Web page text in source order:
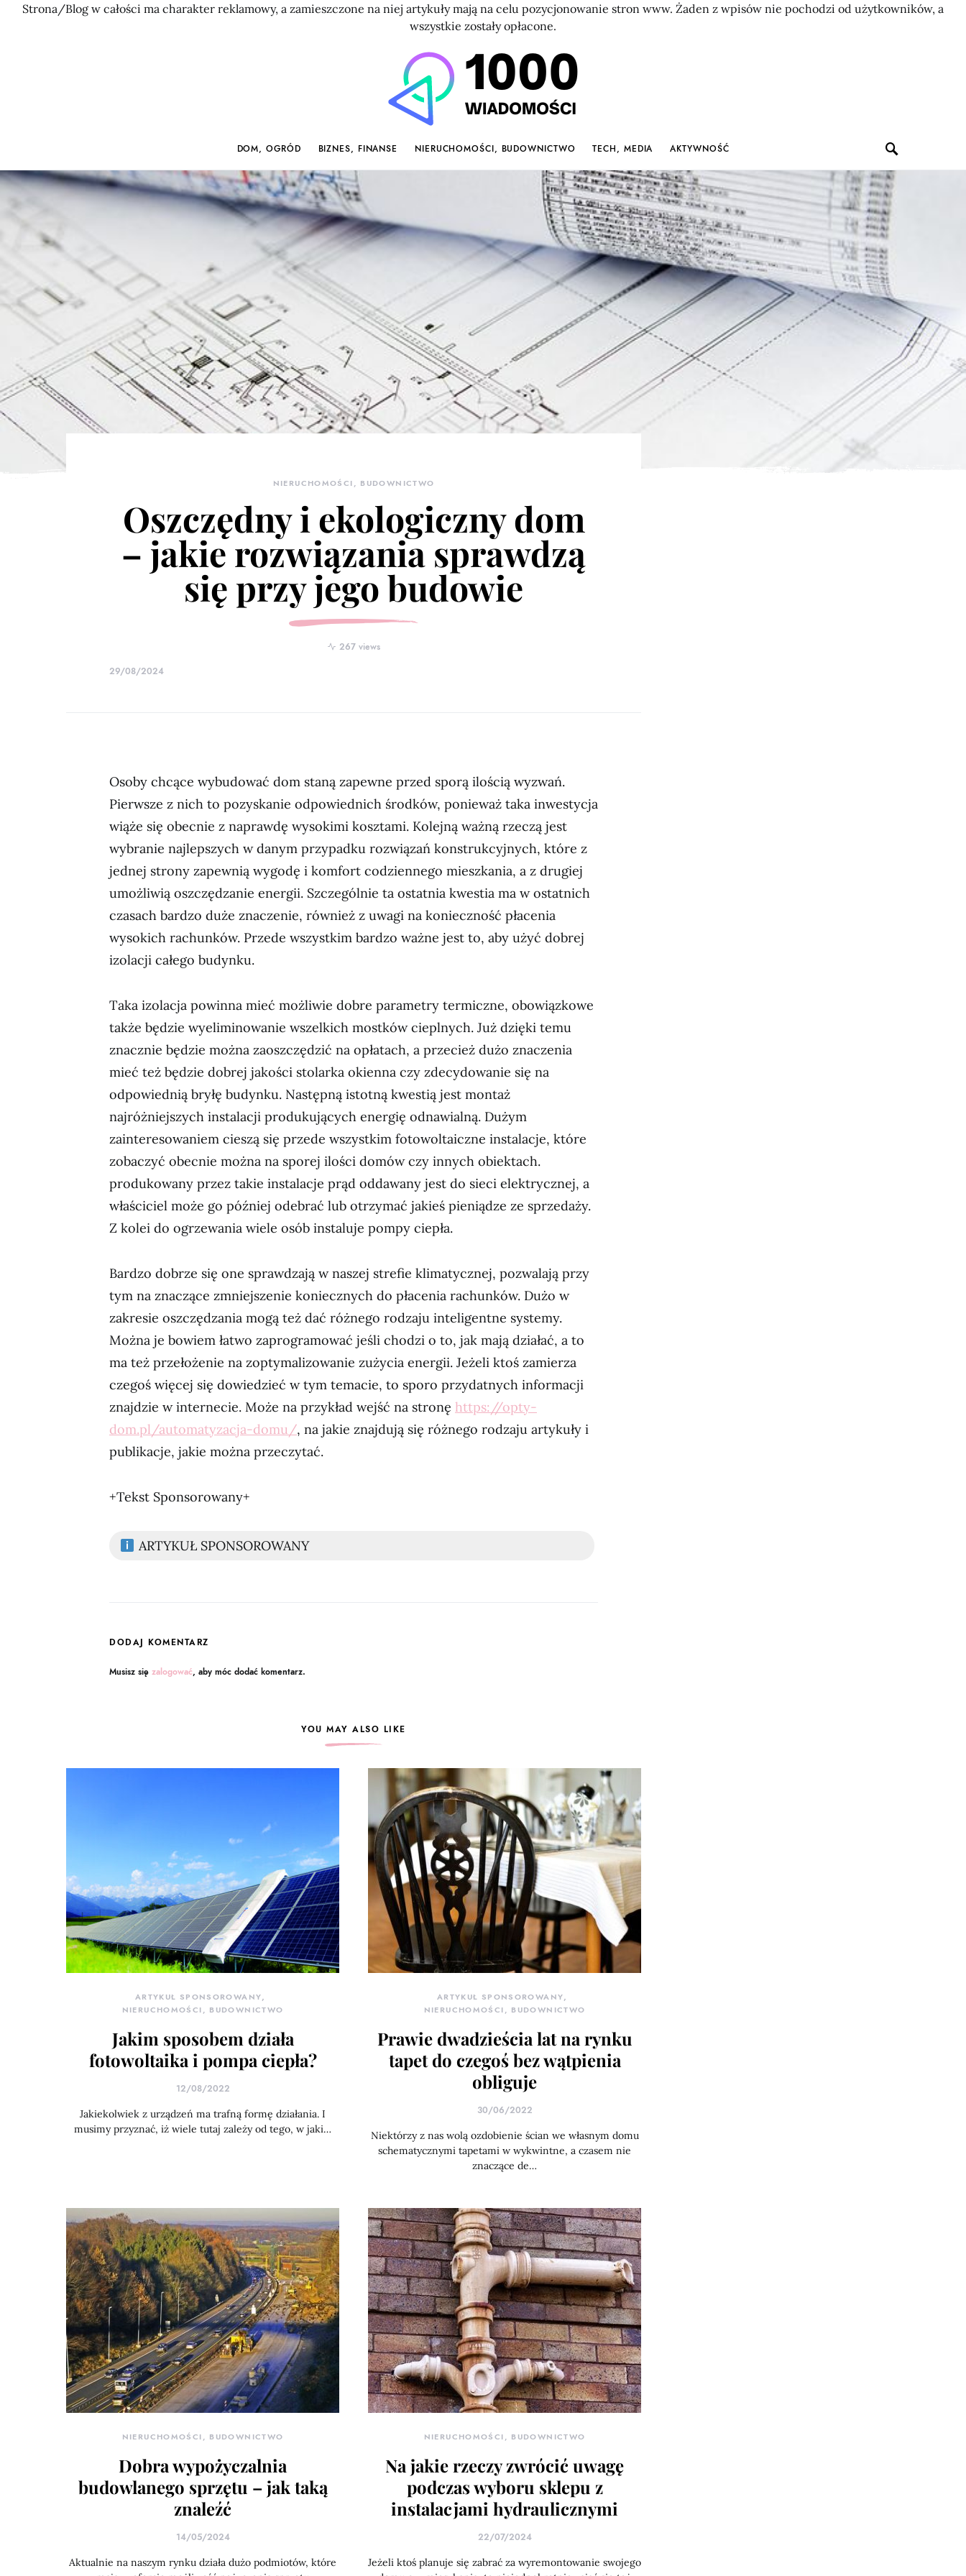
Strona/Blog w całości ma charakter reklamowy, a zamieszczone na niej artykuły mają na celu pozycjonowanie stron www. Żaden z wpisów nie pochodzi od użytkowników, a
wszystkie zostały opłacone.
DOM, OGRÓD BIZNES, FINANSE NIERUCHOMOŚCI, BUDOWNICTWO TECH, MEDIA AKTYWNOŚĆ
NIERUCHOMOŚCI, BUDOWNICTWO
Oszczędny i ekologiczny dom
– jakie rozwiązania sprawdzą
się przy jego budowie
267 views
29/08/2024
Osoby chcące wybudować dom staną zapewne przed sporą ilością wyzwań.
Pierwsze z nich to pozyskanie odpowiednich środków, ponieważ taka inwestycja
wiąże się obecnie z naprawdę wysokimi kosztami. Kolejną ważną rzeczą jest
wybranie najlepszych w danym przypadku rozwiązań konstrukcyjnych, które z
jednej strony zapewnią wygodę i komfort codziennego mieszkania, a z drugiej
umożliwią oszczędzanie energii. Szczególnie ta ostatnia kwestia ma w ostatnich
czasach bardzo duże znaczenie, również z uwagi na konieczność płacenia
wysokich rachunków. Przede wszystkim bardzo ważne jest to, aby użyć dobrej
izolacji całego budynku.
Taka izolacja powinna mieć możliwie dobre parametry termiczne, obowiązkowe
także będzie wyeliminowanie wszelkich mostków cieplnych. Już dzięki temu
znacznie będzie można zaoszczędzić na opłatach, a przecież dużo znaczenia
mieć też będzie dobrej jakości stolarka okienna czy zdecydowanie się na
odpowiednią bryłę budynku. Następną istotną kwestią jest montaż
najróżniejszych instalacji produkujących energię odnawialną. Dużym
zainteresowaniem cieszą się przede wszystkim fotowoltaiczne instalacje, które
zobaczyć obecnie można na sporej ilości domów czy innych obiektach.
produkowany przez takie instalacje prąd oddawany jest do sieci elektrycznej, a
właściciel może go później odebrać lub otrzymać jakieś pieniądze ze sprzedaży.
Z kolei do ogrzewania wiele osób instaluje pompy ciepła.
Bardzo dobrze się one sprawdzają w naszej strefie klimatycznej, pozwalają przy
tym na znaczące zmniejszenie koniecznych do płacenia rachunków. Dużo w
zakresie oszczędzania mogą też dać różnego rodzaju inteligentne systemy.
Można je bowiem łatwo zaprogramować jeśli chodzi o to, jak mają działać, a to
ma też przełożenie na zoptymalizowanie zużycia energii. Jeżeli ktoś zamierza
czegoś więcej się dowiedzieć w tym temacie, to sporo przydatnych informacji
znajdzie w internecie. Może na przykład wejść na stronę https://opty-
dom.pl/automatyzacja-domu/, na jakie znajdują się różnego rodzaju artykuły i
publikacje, jakie można przeczytać.
+Tekst Sponsorowany+
ARTYKUŁ SPONSOROWANY
DODAJ KOMENTARZ
Musisz się zalogować, aby móc dodać komentarz.
YOU MAY ALSO LIKE
ARTYKUŁ SPONSOROWANY
NIERUCHOMOŚCI, BUDOWNICTWO
Jakim sposobem działa
fotowoltaika i pompa ciepła?
12/08/2022
Jakiekolwiek z urządzeń ma trafną formę działania. I
musimy przyznać, iż wiele tutaj zależy od tego, w jaki…
ARTYKUŁ SPONSOROWANY
NIERUCHOMOŚCI, BUDOWNICTWO
Prawie dwadzieścia lat na rynku
tapet do czegoś bez wątpienia
obliguje
30/06/2022
Niektórzy z nas wolą ozdobienie ścian we własnym domu
schematycznymi tapetami w wykwintne, a czasem nie
znaczące de…
NIERUCHOMOŚCI, BUDOWNICTWO
Dobra wypożyczalnia
budowlanego sprzętu – jak taką
znaleźć
14/05/2024
Aktualnie na naszym rynku działa dużo podmiotów, które
NIERUCHOMOŚCI, BUDOWNICTWO
Na jakie rzeczy zwrócić uwagę
podczas wyboru sklepu z
instalacjami hydraulicznymi
22/07/2024
Jeżeli ktoś planuje się zabrać za wyremontowanie swojego